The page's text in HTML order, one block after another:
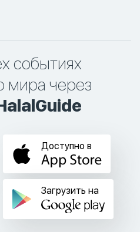
событиях
мира через
Доступно в
Загрузить на